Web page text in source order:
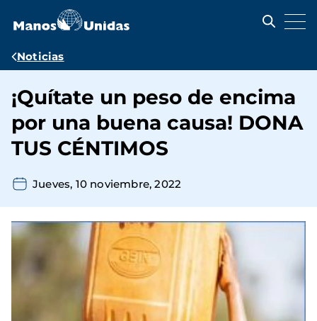
contenido
Ruta
navegación
Noticias
¡Quítate un peso de encima
por una buena causa! DONA
TUS CÉNTIMOS
Jueves, 10 noviembre, 2022